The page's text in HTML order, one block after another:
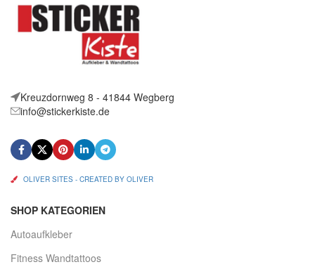
Kreuzdornweg 8 - 41844 Wegberg
info@stickerkiste.de
OLIVER SITES - CREATED BY OLIVER
SHOP KATEGORIEN
Autoaufkleber
Fitness Wandtattoos